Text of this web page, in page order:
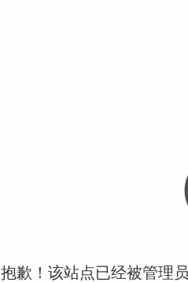
抱歉！该站点已经被管理